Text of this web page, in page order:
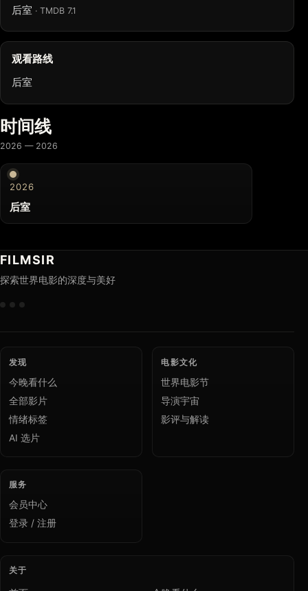
后室 · TMDB 7.1
观看路线
后室
时间线
2026 — 2026
2026
后室
FILMSIR
探索世界电影的深度与美好
发现
今晚看什么
全部影片
情绪标签
AI 选片
电影文化
世界电影节
导演宇宙
影评与解读
服务
会员中心
登录 / 注册
关于